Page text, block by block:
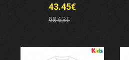
43.45€
98.63€